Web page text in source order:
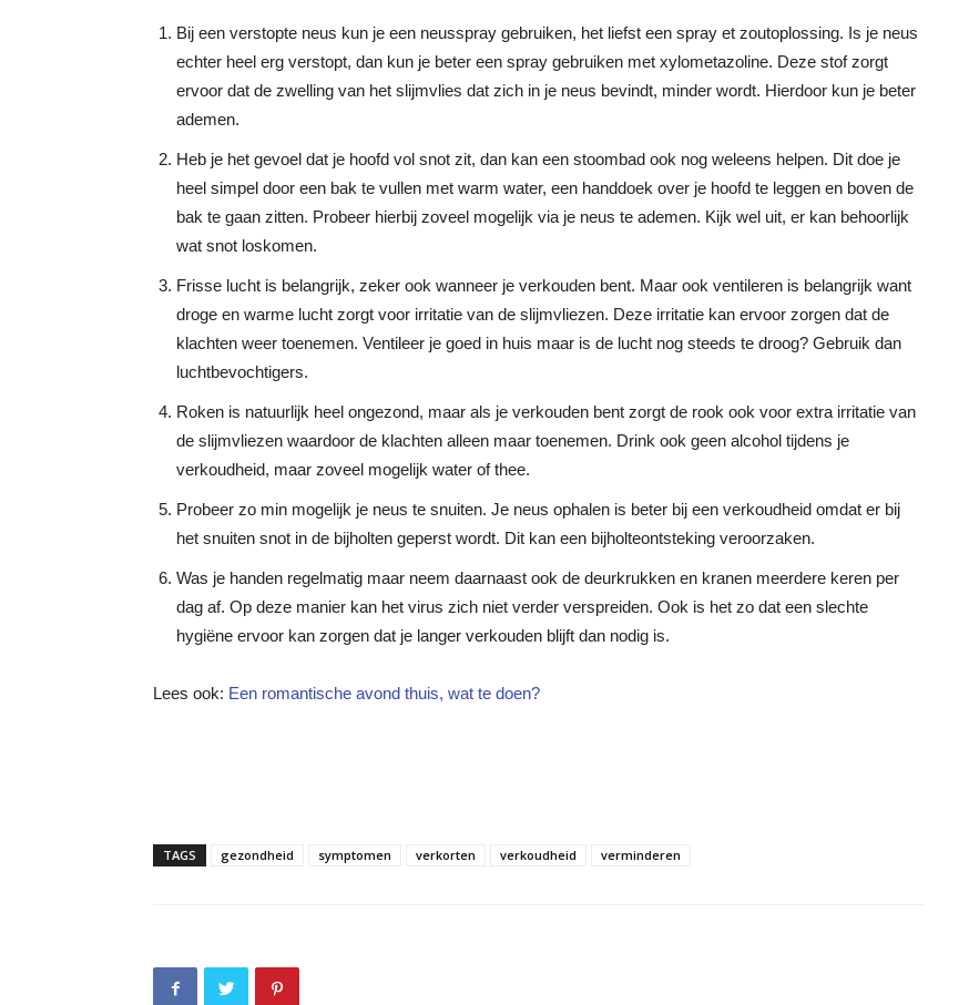
Bij een verstopte neus kun je een neusspray gebruiken, het liefst een spray et zoutoplossing. Is je neus
echter heel erg verstopt, dan kun je beter een spray gebruiken met xylometazoline. Deze stof zorgt
ervoor dat de zwelling van het slijmvlies dat zich in je neus bevindt, minder wordt. Hierdoor kun je beter
ademen.
Heb je het gevoel dat je hoofd vol snot zit, dan kan een stoombad ook nog weleens helpen. Dit doe je
heel simpel door een bak te vullen met warm water, een handdoek over je hoofd te leggen en boven de
bak te gaan zitten. Probeer hierbij zoveel mogelijk via je neus te ademen. Kijk wel uit, er kan behoorlijk
wat snot loskomen.
Frisse lucht is belangrijk, zeker ook wanneer je verkouden bent. Maar ook ventileren is belangrijk want
droge en warme lucht zorgt voor irritatie van de slijmvliezen. Deze irritatie kan ervoor zorgen dat de
klachten weer toenemen. Ventileer je goed in huis maar is de lucht nog steeds te droog? Gebruik dan
luchtbevochtigers.
Roken is natuurlijk heel ongezond, maar als je verkouden bent zorgt de rook ook voor extra irritatie van
de slijmvliezen waardoor de klachten alleen maar toenemen. Drink ook geen alcohol tijdens je
verkoudheid, maar zoveel mogelijk water of thee.
Probeer zo min mogelijk je neus te snuiten. Je neus ophalen is beter bij een verkoudheid omdat er bij
het snuiten snot in de bijholten geperst wordt. Dit kan een bijholteontsteking veroorzaken.
Was je handen regelmatig maar neem daarnaast ook de deurkrukken en kranen meerdere keren per
dag af. Op deze manier kan het virus zich niet verder verspreiden. Ook is het zo dat een slechte
hygiëne ervoor kan zorgen dat je langer verkouden blijft dan nodig is.
Lees ook: Een romantische avond thuis, wat te doen?
TAGS gezondheid symptomen verkorten verkoudheid verminderen